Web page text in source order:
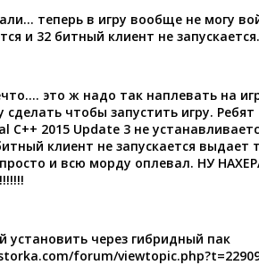
теперь в игру вообще не могу
и 32 битный клиент не
это ж надо так наплевать на
сделать чтобы запустить игру.
C++ 2015 Update 3 не
клиент не запускается
и всю морду оплевал. НУ
установить через гибридный пак
forum/